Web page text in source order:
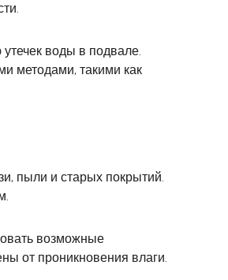
воды в подвале.
методами, такими как
пыли и старых покрытий.
возможные
от проникновения влаги.